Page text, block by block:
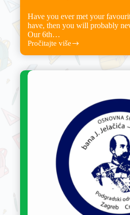
Have you ever met your
have, then you will probably
Our 6th…
Pročitajte više